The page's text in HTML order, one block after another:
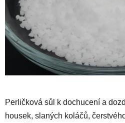
Perličková sůl k dochucení a
housek, slaných koláčů,